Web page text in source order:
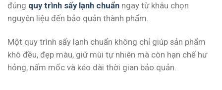
đúng quy trình sấy lạnh chuẩn ngay từ khâu chọn
nguyên liệu đến bảo quản thành phẩm.
Một quy trình sấy lạnh chuẩn không chỉ giúp sản phẩm
khô đều, đẹp màu, giữ mùi tự nhiên mà còn hạn chế hư
hỏng, nấm mốc và kéo dài thời gian bảo quản.